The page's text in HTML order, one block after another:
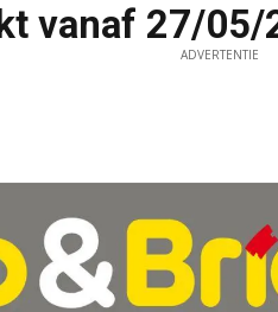
vanaf 27/05/
ADVERTENTIE